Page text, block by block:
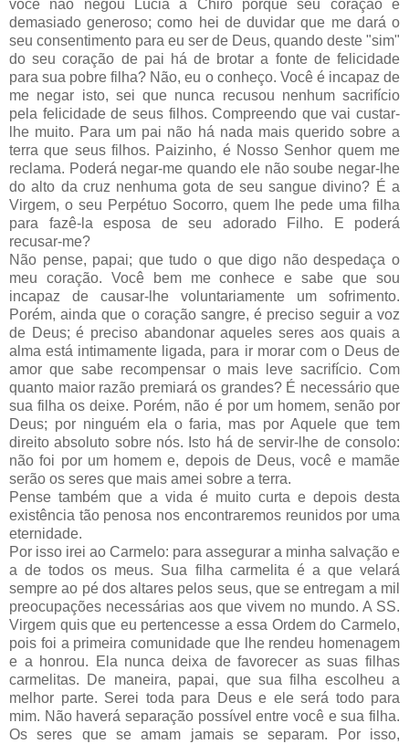
você não negou Lúcia a Chiro porque seu coração é
demasiado generoso; como hei de duvidar que me dará o
seu consentimento para eu ser de Deus, quando deste "sim"
do seu coração de pai há de brotar a fonte de felicidade
para sua pobre filha? Não, eu o conheço. Você é incapaz de
me negar isto, sei que nunca recusou nenhum sacrifício
pela felicidade de seus filhos. Compreendo que vai custar-
lhe muito. Para um pai não há nada mais querido so­bre a
terra que seus filhos. Paizinho, é Nosso Senhor quem me
reclama. Poderá negar-me quando ele não soube negar-lhe
do alto da cruz nenhuma gota de seu sangue divino? É a
Virgem, o seu Perpétuo Socorro, quem lhe pede uma filha
para fazê-la esposa de seu adorado Filho. E poderá
recusar-me?
Não pense, papai; que tudo o que digo não despedaça o
meu coração. Você bem me conhece e sabe que sou
incapaz de causar-lhe voluntariamente um sofrimento.
Porém, ainda que o coração sangre, é preciso seguir a voz
de Deus; é preciso abandonar aqueles seres aos quais a
alma está intimamente ligada, para ir morar com o Deus de
amor que sabe recompensar o mais leve sacrifício. Com
quanto maior razão premiará os grandes? É necessário que
sua filha os deixe. Porém, não é por um homem, senão por
Deus; por ninguém ela o faria, mas por Aquele que tem
direito absoluto sobre nós. Isto há de servir-lhe de consolo:
não foi por um homem e, depois de Deus, você e mamãe
serão os seres que mais amei sobre a terra.
Pense também que a vida é muito curta e depois desta
existência tão penosa nos encontraremos reunidos por uma
eternidade.
Por isso irei ao Carmelo: para assegurar a minha salvação e
a de todos os meus. Sua filha carmelita é a que velará
sempre ao pé dos altares pelos seus, que se entregam a mil
preocupações necessárias aos que vivem no mundo. A SS.
Virgem quis que eu pertencesse a essa Ordem do Carmelo,
pois foi a primeira comunidade que lhe rendeu homenagem
e a honrou. Ela nunca deixa de favorecer as suas filhas
carmelitas. De maneira, papai, que sua filha escolheu a
melhor parte. Serei toda para Deus e ele será todo para
mim. Não haverá separação possível entre você e sua filha.
Os seres que se amam jamais se separam. Por isso,